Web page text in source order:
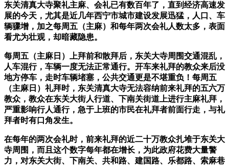
东关清真大寺聚礼主麻、会礼已有数百年了，直到经济高速发
展的今天，尤其是近几年西宁市城市建设发展迅猛，人口、车
辆骤增，加之每周五（主麻）和每年两次会礼人数太多，表面
看尤为壮观，却暗藏隐患。
每周五（主麻日）上拜前和散拜后，东关大寺周围交通混乱，
人车混行，车辆一度无法正常通行。开车来礼拜的教众来后没
地方停车，走时车辆堵塞，公共交通更是不堪重负！每周五
（主麻日）礼拜时，东关清真大寺无法容纳前来礼拜的五六万
教众，教众在东关大街人行道、下南关街道上进行主麻礼拜，
严重影响行人通行，急于上班的市民在礼拜者前面行走，与礼
拜者时有口角发生。
在每年的两次会礼时，前来礼拜的近二十万教众扎堆于东关大
寺周围，而且这个数字每年都在增长，为此政府花费大量警
力，对东关大街、下南关、共和路、建国路、乐都路、索麻巷